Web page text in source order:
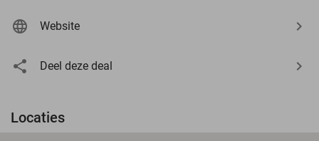
Website
Deel deze deal
Locaties